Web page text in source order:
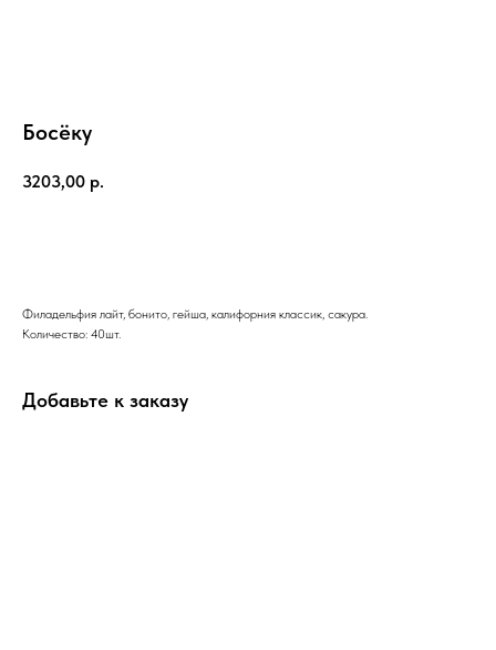
Босёку
3203,00 р.
Филадельфия лайт, бонито, гейша, калифорния классик, сакура.
Количество: 40шт.
Добавьте к заказу